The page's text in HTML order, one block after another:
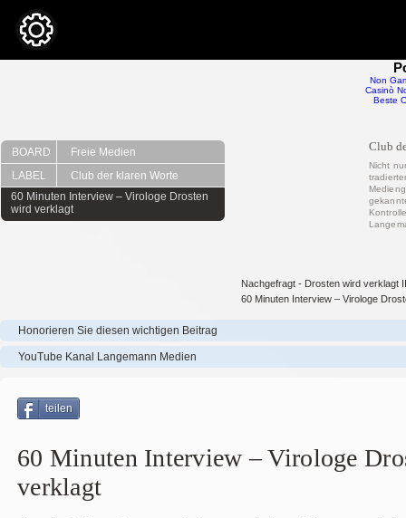
BOARD
Freie Medien
LABEL
Club der klaren Worte
60 Minuten Interview – Virologe Drosten
wird verklagt
Club
Nicht
Nachgefragt - Drosten wird verklagt II
60 Minuten Interview – Virologe
Honorieren Sie diesen wichtigen Beitrag
YouTube Kanal Langemann Medien
teilen
60 Minuten Interview – Virologe
verklagt
Non
Casinò
Beste